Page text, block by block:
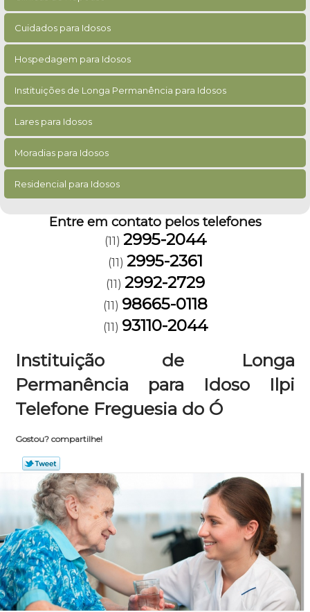
Cuidados para Idosos
Hospedagem para Idosos
Instituições de Longa Permanência para Idosos
Lares para Idosos
Moradias para Idosos
Residencial para Idosos
Entre em contato pelos telefones
(11) 2995-2044
(11) 2995-2361
(11) 2992-2729
(11) 98665-0118
(11) 93110-2044
Instituição de Longa
Permanência para Idoso Ilpi
Telefone Freguesia do Ó
Gostou? compartilhe!